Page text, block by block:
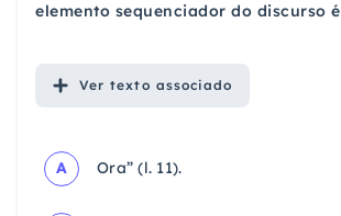
elemento sequenciador do discurso é
Ver texto associado
A Ora” (l. 11).